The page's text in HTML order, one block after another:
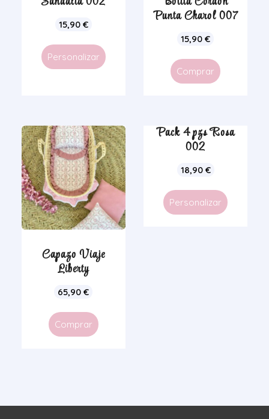
15,90 €
Personalizar
Punta Charol 007
15,90€
Comprar
Capazo Viaje
Liberty
65,90€
Comprar
Pack 4 pzs Rosa
002
18,90 €
Personalizar